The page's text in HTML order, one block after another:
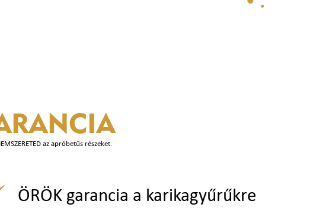
az apróbetűs részeket.
ÖRÖK garancia a karikagyűrűkre